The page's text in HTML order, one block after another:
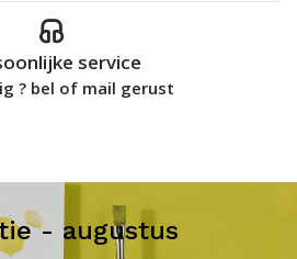
service
? bel of mail gerust
- augustus